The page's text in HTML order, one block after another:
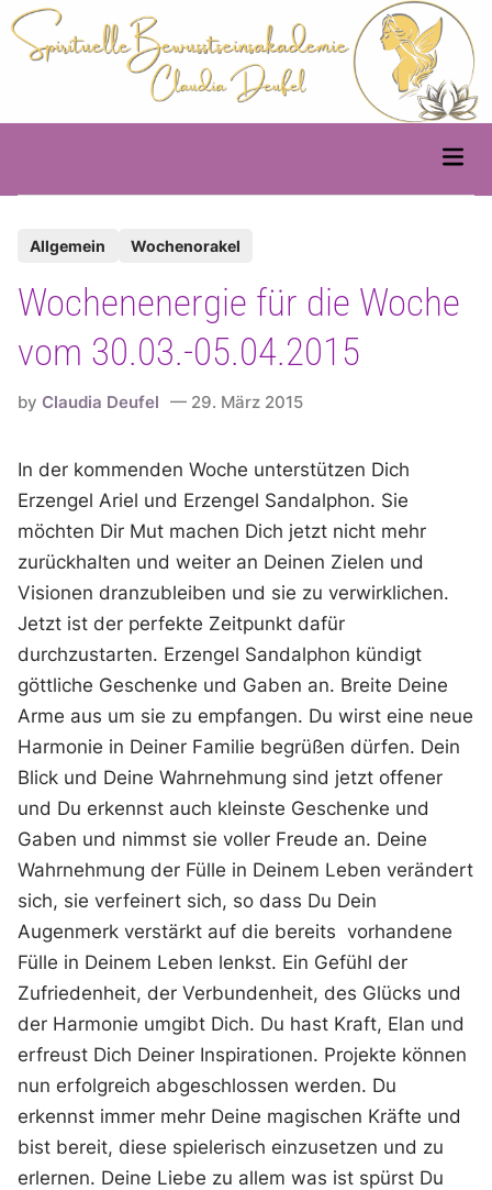
Skip
to
content
Main
s
e
d
n
Allgemein Wochenorakel
Wochenenergie für die Woche
vom 30.03.-05.04.2015
byClaudia Deufel 29. März 2015
In der kommenden Woche unterstützen Dich
Erzengel Ariel und Erzengel Sandalphon. Sie
möchten Dir Mut machen Dich jetzt nicht mehr
zurückhalten und weiter an Deinen Zielen und
Visionen dranzubleiben und sie zu verwirklichen.
Jetzt ist der perfekte Zeitpunkt dafür
durchzustarten. Erzengel Sandalphon kündigt
göttliche Geschenke und Gaben an. Breite Deine
Arme aus um sie zu empfangen. Du wirst eine neue
Harmonie in Deiner Familie begrüßen dürfen. Dein
Blick und Deine Wahrnehmung sind jetzt offener
und Du erkennst auch kleinste Geschenke und
Gaben und nimmst sie voller Freude an. Deine
Wahrnehmung der Fülle in Deinem Leben verändert
sich, sie verfeinert sich, so dass Du Dein
Augenmerk verstärkt auf die bereits vorhandene
Fülle in Deinem Leben lenkst. Ein Gefühl der
Zufriedenheit, der Verbundenheit, des Glücks und
der Harmonie umgibt Dich. Du hast Kraft, Elan und
erfreust Dich Deiner Inspirationen. Projekte können
nun erfolgreich abgeschlossen werden. Du
erkennst immer mehr Deine magischen Kräfte und
bist bereit, diese spielerisch einzusetzen und zu
erlernen. Deine Liebe zu allem was ist spürst Du